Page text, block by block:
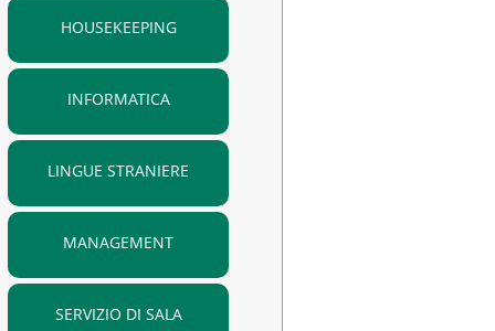
HOUSEKEEPING
INFORMATICA
LINGUE STRANIERE
MANAGEMENT
SERVIZIO DI SALA